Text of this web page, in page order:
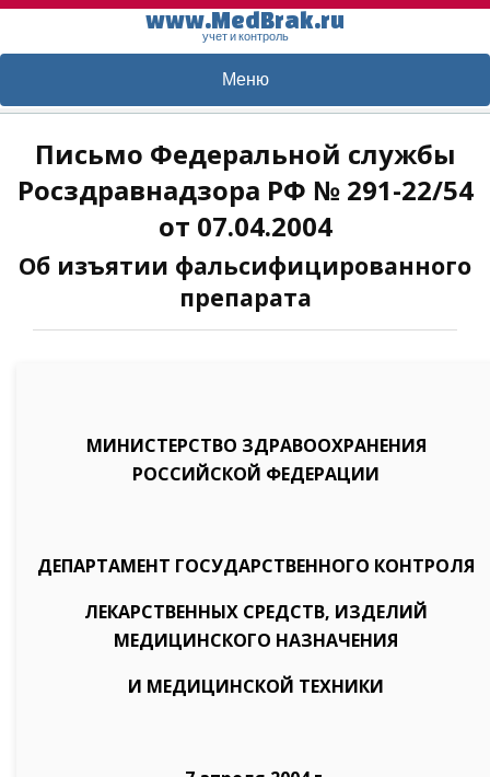
www.MedBrak.ru
учет и контроль
Меню
Письмо Федеральной службы
Росздравнадзора РФ № 291-22/54
от 07.04.2004
Об изъятии фальсифицированного
препарата
МИНИСТЕРСТВО ЗДРАВООХРАНЕНИЯ
РОССИЙСКОЙ ФЕДЕРАЦИИ
ДЕПАРТАМЕНТ ГОСУДАРСТВЕННОГО КОНТРОЛЯ
ЛЕКАРСТВЕННЫХ СРЕДСТВ, ИЗДЕЛИЙ
МЕДИЦИНСКОГО НАЗНАЧЕНИЯ
И МЕДИЦИНСКОЙ ТЕХНИКИ